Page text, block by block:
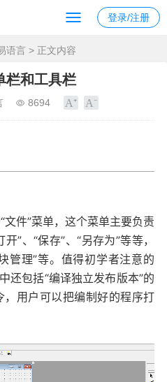
登录/注册
语言 > 正文内容
栏和工具栏
8694
文件”菜单，这个菜单主要负责
”、“保存”、“另存为”等等，
管理”等。值得初学者注意的
还包括“编译独立发布版本”的
用户可以把编制好的程序打